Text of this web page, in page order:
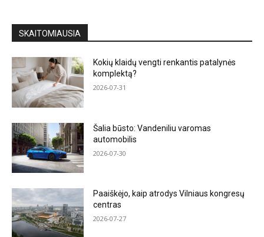
SKAITOMIAUSIA
Kokių klaidų vengti renkantis patalynės
komplektą?
2026-07-31
Šalia būsto: Vandeniliu varomas
automobilis
2026-07-30
Paaiškėjo, kaip atrodys Vilniaus kongresų
centras
2026-07-27